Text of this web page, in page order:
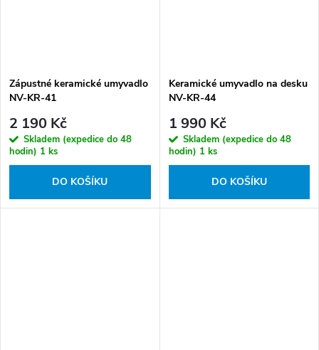
Zápustné keramické umyvadlo
NV-KR-41
2 190 Kč
Skladem (expedice do 48
hodin) 1 ks
DO KOŠÍKU
Keramické umyvadlo na desku
NV-KR-44
1 990 Kč
Skladem (expedice do 48
hodin) 1 ks
DO KOŠÍKU